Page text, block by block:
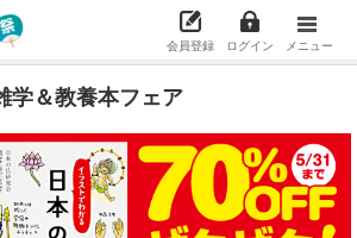
会員登録 ログイン メニュー
学＆教養本フェア